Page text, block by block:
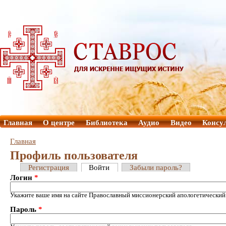
Главная О центре Библиотека Аудио Видео
Главная
Профиль пользователя
Регистрация Войти
Забыли пароль?
Логин *
Укажите ваше имя на сайте Православный миссионерский
Пароль *